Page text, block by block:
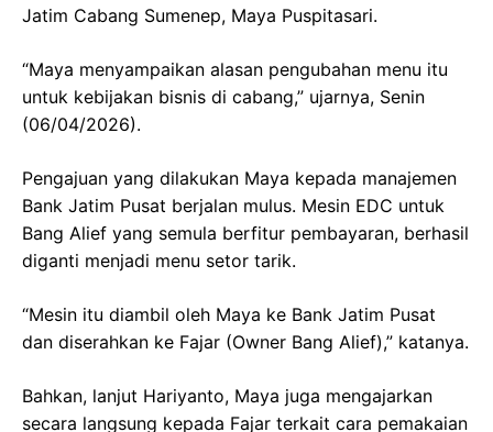
Jatim Cabang Sumenep, Maya Puspitasari.
“Maya menyampaikan alasan pengubahan menu itu
untuk kebijakan bisnis di cabang,” ujarnya, Senin
(06/04/2026).
Pengajuan yang dilakukan Maya kepada manajemen
Bank Jatim Pusat berjalan mulus. Mesin EDC untuk
Bang Alief yang semula berfitur pembayaran, berhasil
diganti menjadi menu setor tarik.
“Mesin itu diambil oleh Maya ke Bank Jatim Pusat
dan diserahkan ke Fajar (Owner Bang Alief),” katanya.
Bahkan, lanjut Hariyanto, Maya juga mengajarkan
secara langsung kepada Fajar terkait cara pemakaian